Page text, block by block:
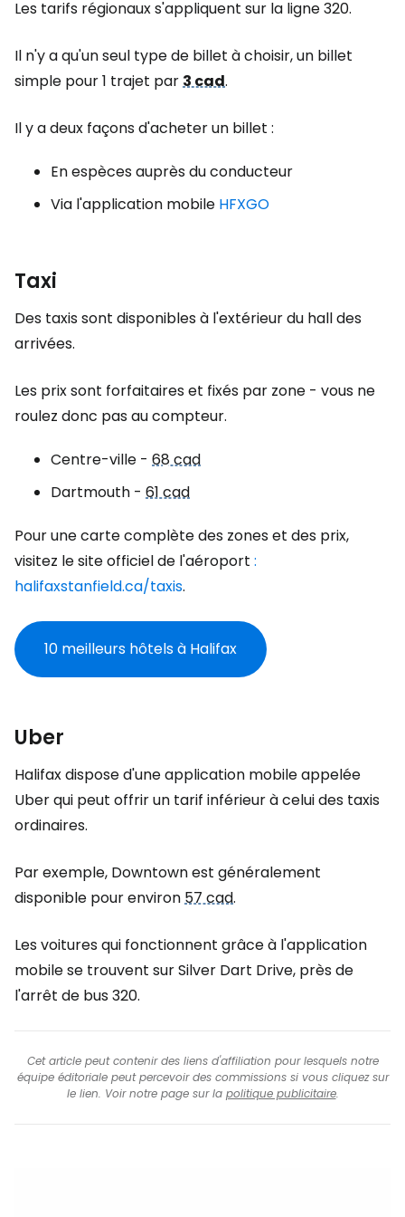
Les tarifs régionaux s'appliquent sur la ligne 320.
Il n'y a qu'un seul type de billet à choisir, un billet
simple pour 1 trajet par3 cad.
Il y a deux façons d'acheter un billet :
En espèces auprès du conducteur
Via l'application mobile HFXGO
Taxi
Des taxis sont disponibles à l'extérieur du hall des
arrivées.
Les prix sont forfaitaires et fixés par zone - vous ne
roulez donc pas au compteur.
Centre-ville - 68 cad
Dartmouth - 61 cad
Pour une carte complète des zones et des prix,
visitez le site officiel de l'aéroport :
halifaxstanfield.ca/taxis.
10 meilleurs hôtels à Halifax
Uber
Halifax dispose d'une application mobile appelée
Uber qui peut offrir un tarif inférieur à celui des taxis
ordinaires.
Par exemple, Downtown est généralement
disponible pour environ57 cad.
Les voitures qui fonctionnent grâce à l'application
mobile se trouvent sur Silver Dart Drive, près de
l'arrêt de bus 320.
Cet article peut contenir des liens d'affiliation pour lesquels notre
équipe éditoriale peut percevoir des commissions si vous cliquez sur
le lien. Voir notre page sur la politique publicitaire.